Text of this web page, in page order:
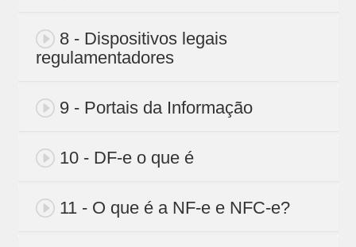
8 - Dispositivos legais
regulamentadores
9 - Portais da Informação
10 - DF-e o que é
11 - O que é a NF-e e NFC-e?